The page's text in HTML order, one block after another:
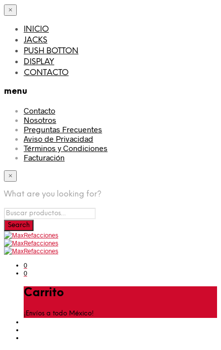
×
INICIO
JACKS
PUSH BOTTON
DISPLAY
CONTACTO
menu
Contacto
Nosotros
Preguntas Frecuentes
Aviso de Privacidad
Términos y Condiciones
Facturación
×
What are you looking for?
0
0
Carrito
¡Envíos a todo México!